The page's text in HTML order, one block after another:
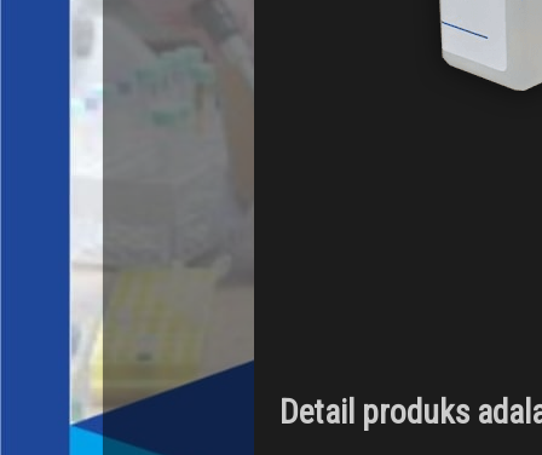
Detail produks